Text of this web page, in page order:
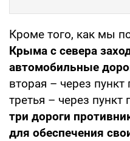
Кроме того, как мы
Крыма с севера
автомобильные
вторая – через
третья – через пункт
три дороги
для обеспечения